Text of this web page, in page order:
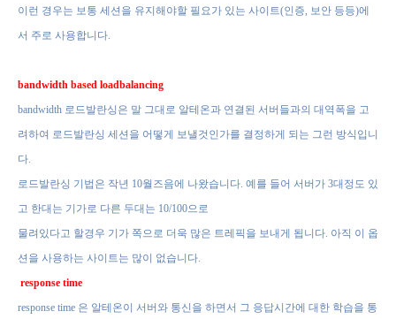
이런 경우는 보통 세션을 유지해야할 필요가 있는 사이트(인증, 보안 등등)에
서 주로 사용합니다.
bandwidth based loadbalancing
bandwidth 로드발란싱은 말 그대로 알테온과 연결된 서버들과의 대역폭을 고
려하여 로드발란싱 세션을 어떻게 보낼것인가를 결정하게 되는 그런 방식입니
다.
로드발란싱 기법은 작년 10월즈음에 나왔습니다. 예를 들어 서버가 3대정도 있
고 한대는 기가로 다른 두대는 10/100으로
물려있다고 할경우 기가 쪽으로 더욱 많은 트레픽을 보내게 됩니다. 아직 이 옵
션을 사용하는 사이트는 많이 없습니다.
response time
response time 은 알테온이 서버와 통신을 하면서 그 응답시간에 대한 학습을 통